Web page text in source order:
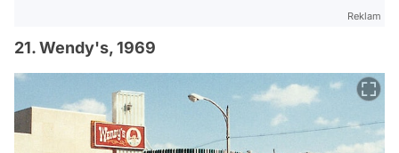
Reklam
21. Wendy's, 1969